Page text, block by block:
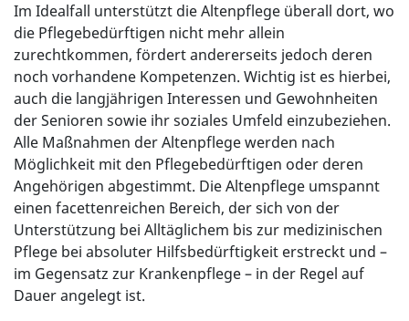
Im Idealfall unterstützt die Altenpflege überall dort, wo
die Pflegebedürftigen nicht mehr allein
zurechtkommen, fördert andererseits jedoch deren
noch vorhandene Kompetenzen. Wichtig ist es hierbei,
auch die langjährigen Interessen und Gewohnheiten
der Senioren sowie ihr soziales Umfeld einzubeziehen.
Alle Maßnahmen der Altenpflege werden nach
Möglichkeit mit den Pflegebedürftigen oder deren
Angehörigen abgestimmt. Die Altenpflege umspannt
einen facettenreichen Bereich, der sich von der
Unterstützung bei Alltäglichem bis zur medizinischen
Pflege bei absoluter Hilfsbedürftigkeit erstreckt und –
im Gegensatz zur Krankenpflege – in der Regel auf
Dauer angelegt ist.